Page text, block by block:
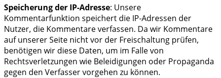
Speicherung der IP-Adresse: Unsere
Kommentarfunktion speichert die IP-Adressen der
Nutzer, die Kommentare verfassen. Da wir Kommentare
auf unserer Seite nicht vor der Freischaltung prüfen,
benötigen wir diese Daten, um im Falle von
Rechtsverletzungen wie Beleidigungen oder Propaganda
gegen den Verfasser vorgehen zu können.